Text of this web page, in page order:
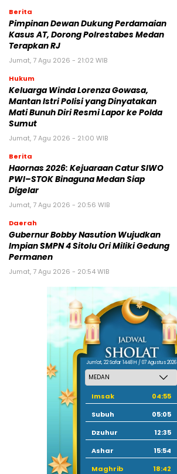
Berita
Pimpinan Dewan Dukung Perdamaian
Kasus AT, Dorong Polrestabes Medan
Terapkan RJ
Jumat, 7 Agu 2026 - 21:02 WIB
Hukum
Keluarga Winda Lorenza Gowasa,
Mantan Istri Polisi yang Dinyatakan
Mati Bunuh Diri Resmi Lapor ke Polda
Sumut
Jumat, 7 Agu 2026 - 21:00 WIB
Berita
Haornas 2026: Kejuaraan Catur SIWO
PWI–STOK Binaguna Medan Siap
Digelar
Jumat, 7 Agu 2026 - 20:56 WIB
Daerah
Gubernur Bobby Nasution Wujudkan
Impian SMPN 4 Sitolu Ori Miliki Gedung
Permanen
Jumat, 7 Agu 2026 - 20:54 WIB
Jum'at, 22 Safar 1448 H / 07 Agustus 2026
Imsak
04:55
Subuh
05:05
Dzuhur
12:35
Ashar
15:54
Maghrib
18:42